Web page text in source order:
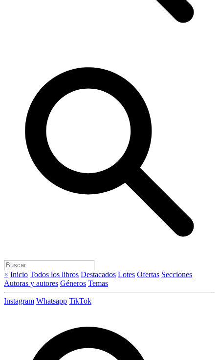
× Inicio Todos los libros Destacados Lotes Ofertas Secciones
Autoras y autores Géneros Temas
Instagram Whatsapp TikTok